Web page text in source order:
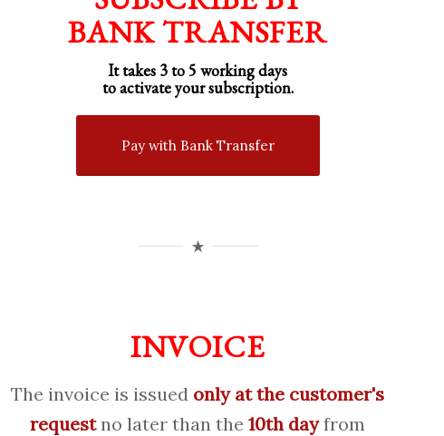
BANK TRANSFER
It takes 3 to 5 working days
to activate your subscription.
Pay with Bank Transfer
INVOICE
The invoice is issued only at the customer's
requestno later than the10th dayfrom